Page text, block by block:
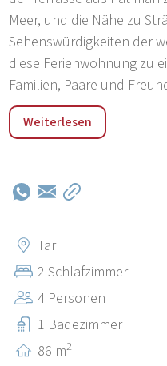
Meer, und die Nähe zu
Sehenswürdigkeiten der
diese Ferienwohnung zu
Familien, Paare und
„Tar ist ein ruhiges und
zwischen Poreč und
erholsamen Urlaub und
Natur und Nähe zum
Cafés, Geschäfte und
beliebte Ausflugsziele
Westküste Istriens mit
sind.“
Weiterlesen
Tar
2 Schlafzimmer
4 Personen
1 Badezimmer
86 m2